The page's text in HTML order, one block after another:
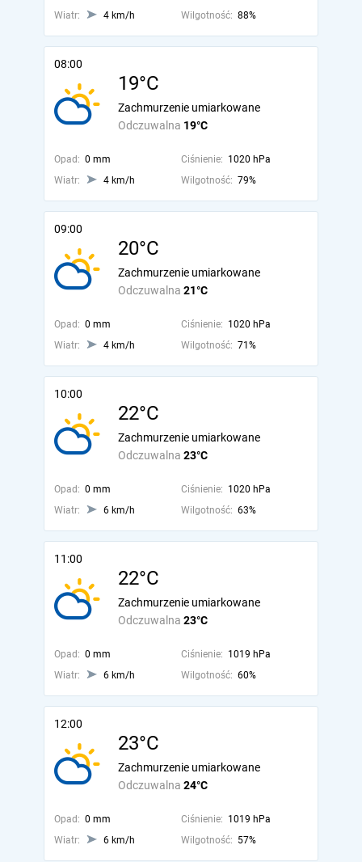
Wiatr: 4 km/h Wilgotność: 88%
08:00
19°C
Odczuwalna 19°C
Zachmurzenie umiarkowane
Opad: 0 mm Ciśnienie: 1020 hPa
Wiatr:
4 km/h Wilgotność: 79%
09:00
20°C
Odczuwalna 21°C
Zachmurzenie umiarkowane
Opad: 0 mm Ciśnienie: 1020 hPa
Wiatr:
4 km/h Wilgotność: 71%
10:00
22°C
Odczuwalna 23°C
Zachmurzenie umiarkowane
Opad: 0 mm Ciśnienie: 1020 hPa
Wiatr:
6 km/h Wilgotność: 63%
11:00
22°C
Odczuwalna 23°C
Zachmurzenie umiarkowane
Opad: 0 mm Ciśnienie: 1019 hPa
Wiatr:
6 km/h Wilgotność: 60%
12:00
23°C
Odczuwalna 24°C
Zachmurzenie umiarkowane
Opad: 0 mm Ciśnienie: 1019 hPa
Wiatr:
6 km/h Wilgotność: 57%